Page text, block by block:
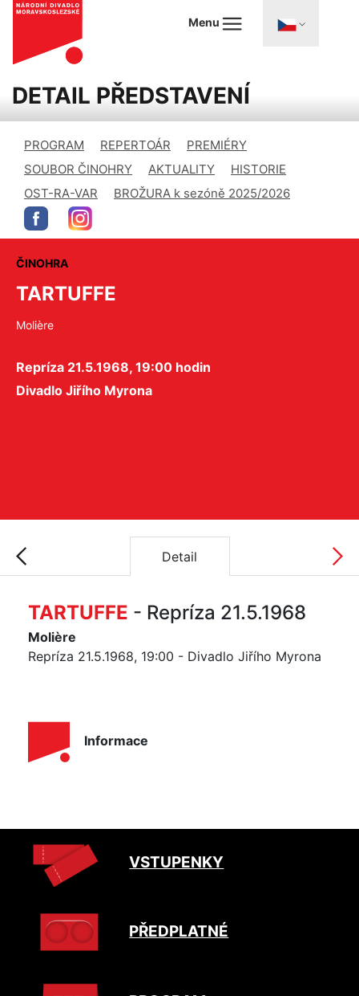
Menu
DETAIL PŘEDSTAVENÍ
PROGRAM REPERTOÁR
PREMIÉRY
SOUBOR ČINOHRY
AKTUALITY
HISTORIE
OST-RA-VAR
BROŽURA k sezóně 2025/2026
ČINOHRA
TARTUFFE
Molière
Repríza 21.5.1968, 19:00 hodin
Divadlo Jiřího Myrona
Detail
TARTUFFE - Repríza 21.5.1968
Molière
Repríza 21.5.1968, 19:00 - Divadlo Jiřího Myrona
Informace
VSTUPENKY
PŘEDPLATNÉ